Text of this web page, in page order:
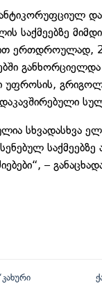
ანტიკორუფციულ
საქმეებზე
ერთდროულად,
განხორციელდა
სხვადასხვა
–